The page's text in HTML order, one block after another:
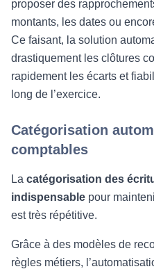
proposer des
montants, les dates ou
Ce faisant, la solution
drastiquement les clôtures
rapidement les écarts et
long de l’exercice.
Catégorisation
comptables
La catégorisation des
indispensable pour
est très répétitive.
Grâce à des modèles de
règles métiers,